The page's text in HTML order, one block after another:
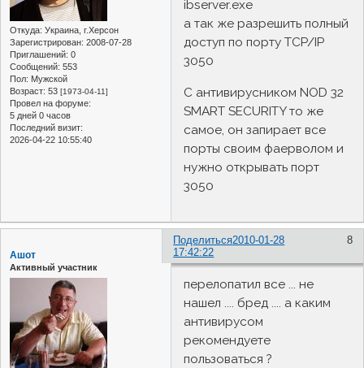
Откуда: Украина, г.Херсон
Зарегистрирован: 2008-07-28
Приглашений: 0
Сообщений: 553
Пол: Мужской
Возраст: 53 [1973-04-11]
Провел на форуме:
5 дней 0 часов
Последний визит:
2026-04-22 10:55:40
ibserver.exe
а так же разрешить полный
доступ по порту TCP/IP
3050
С антивирусником NOD 32
SMART SECURITY то же
самое, он запирает все
порты своим фаерволом и
нужно открывать порт
3050
Поделиться 8
2010-01-28
17:42:22
Ашот
Активный участник
перелопатил все ... не
нашел .... бред .... а каким
антивирусом
рекомендуете
пользоваться ?